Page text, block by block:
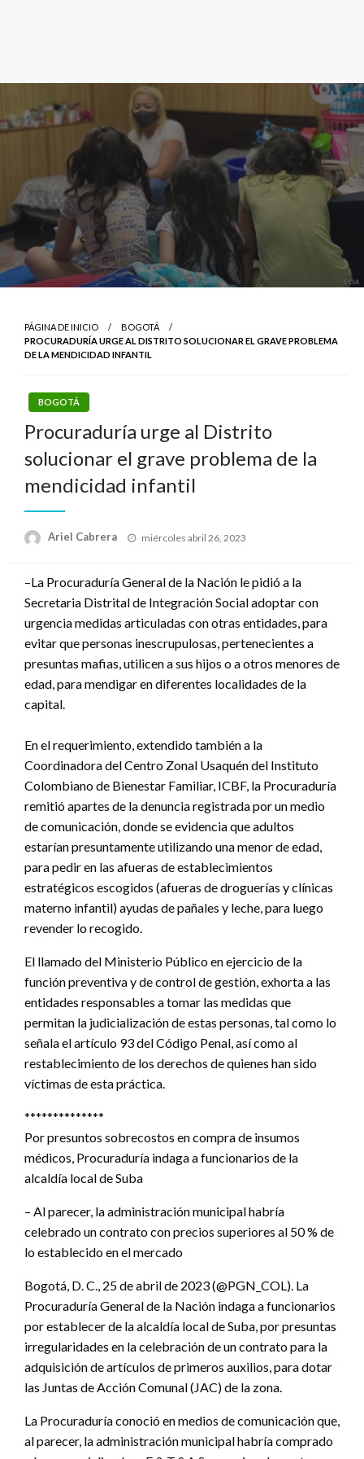
PÁGINA DE INICIO
BOGOTÁ
PROCURADURÍA URGE AL DISTRITO SOLUCIONAR EL GRAVE PROBLEMA
DE LA MENDICIDAD INFANTIL
BOGOTÁ
Procuraduría urge al Distrito
solucionar el grave problema de la
mendicidad infantil
Ariel Cabrera
Publicado
miércoles abril 26, 2023
–La Procuraduría General de la Nación le pidió a la
Secretaria Distrital de Integración Social adoptar con
urgencia medidas articuladas con otras entidades, para
evitar que personas inescrupulosas, pertenecientes a
presuntas mafias, utilicen a sus hijos o a otros menores de
edad, para mendigar en diferentes localidades de la
capital.
En el requerimiento, extendido también a la
Coordinadora del Centro Zonal Usaquén del Instituto
Colombiano de Bienestar Familiar, ICBF, la Procuraduría
remitió apartes de la denuncia registrada por un medio
de comunicación, donde se evidencia que adultos
estarían presuntamente utilizando una menor de edad,
para pedir en las afueras de establecimientos
estratégicos escogidos (afueras de droguerías y clínicas
materno infantil) ayudas de pañales y leche, para luego
revender lo recogido.
El llamado del Ministerio Público en ejercicio de la
función preventiva y de control de gestión, exhorta a las
entidades responsables a tomar las medidas que
permitan la judicialización de estas personas, tal como lo
señala el artículo 93 del Código Penal, así como al
restablecimiento de los derechos de quienes han sido
víctimas de esta práctica.
**************
Por presuntos sobrecostos en compra de insumos
médicos, Procuraduría indaga a funcionarios de la
alcaldía local de Suba
– Al parecer, la administración municipal habría
celebrado un contrato con precios superiores al 50 % de
lo establecido en el mercado
Bogotá, D. C., 25 de abril de 2023 (@PGN_COL). La
Procuraduría General de la Nación indaga a funcionarios
por establecer de la alcaldía local de Suba, por presuntas
irregularidades en la celebración de un contrato para la
adquisición de artículos de primeros auxilios, para dotar
las Juntas de Acción Comunal (JAC) de la zona.
La Procuraduría conoció en medios de comunicación que,
al parecer, la administración municipal habría comprado